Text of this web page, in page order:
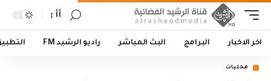
أأ
اخر الاخبار البرامج البث المباشر راديو الرشيد FM
محليات